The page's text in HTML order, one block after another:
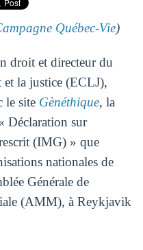
Québec-Vie)
droit et directeur du
la justice (ECLJ),
le site Gènéthique, la
Déclaration sur
(IMG) » que
nationales de
Générale de
(AMM), à Reykjavik